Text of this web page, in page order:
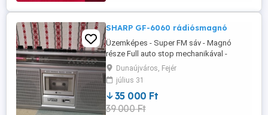
SHARP GF-6060 rádiósmagnó
Üzemképes - Super FM sáv - Magnó
része Full auto stop mechanikával -
Felvétel is jó - Decibel skála kivezérléssel -
Fejhallgató kimenet - Külső hangfal
csatlakozó - Mikrofon bemenet Posta,
futár ok.
Dunaújváros, Fejér
július 31
35 000 Ft
39 000 Ft